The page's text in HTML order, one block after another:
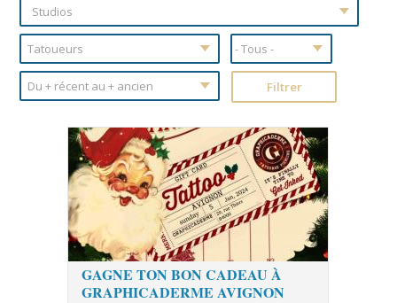
GAGNE TON BON CADEAU À
GRAPHICADERME AVIGNON